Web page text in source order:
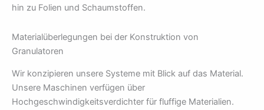
hin zu Folien und Schaumstoffen.
Materialüberlegungen bei der Konstruktion von
Granulatoren
Wir konzipieren unsere Systeme mit Blick auf das Material.
Unsere Maschinen verfügen über
Hochgeschwindigkeitsverdichter für fluffige Materialien.